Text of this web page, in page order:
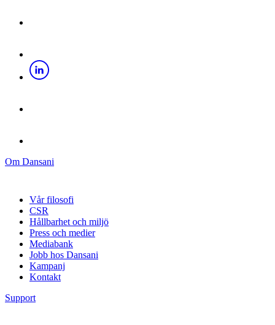
Om Dansani
Vår filosofi
CSR
Hållbarhet och miljö
Press och medier
Mediabank
Jobb hos Dansani
Kampanj
Kontakt
Support